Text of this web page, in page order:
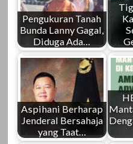
Pengukuran Tanah
Bunda Lanny Gagal,
Diduga Ada…
Aspihani Berharap
Jenderal Bersahaja
yang Taat…